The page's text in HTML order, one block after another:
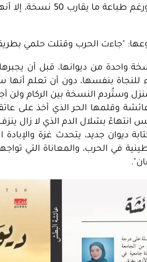
اطلع عليه أثناء كتابته،
"جاءت الحرب وقتلت حلمي
واحدة من ديوانها، قبل أن يجبرها
بنفسها، دون أن تعلم أنها
النسخة بين الركام ولن أجد
وقلمها الحر الذي أخذ على
انتهاءً بشلال الدم الذي لا زال
ديوان جديد، يتحدث غزة والإبادة
في الحرب، والمعاناة التي